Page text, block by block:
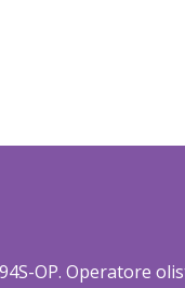
OP. Operatore